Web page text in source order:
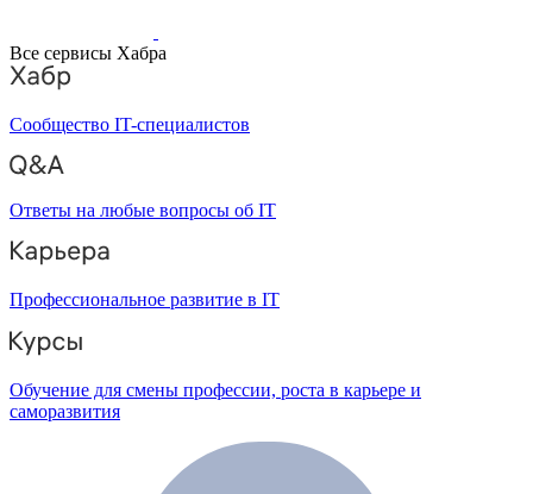
Все сервисы Хабра
Сообщество IT-специалистов
Ответы на любые вопросы об IT
Профессиональное развитие в IT
Обучение для смены профессии, роста в карьере и
саморазвития